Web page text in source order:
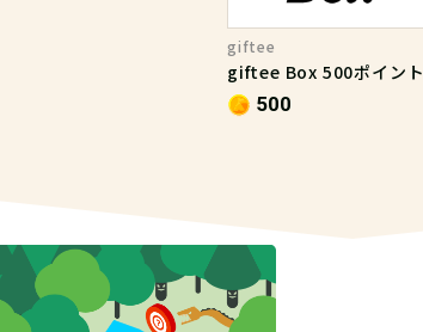
giftee
giftee Box 500ポイント
500